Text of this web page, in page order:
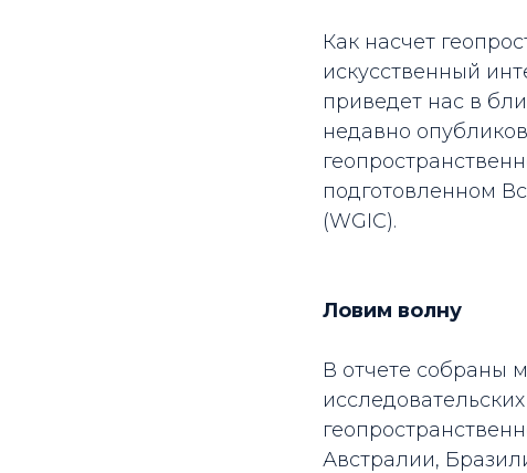
Как насчет
искусственный
приведет нас в
недавно
подготовленном
(WGIC).
Ловим волну
В отчете собраны
Австралии,